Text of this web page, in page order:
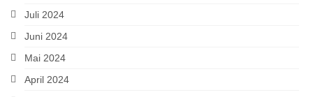
Juli 2024
Juni 2024
Mai 2024
April 2024